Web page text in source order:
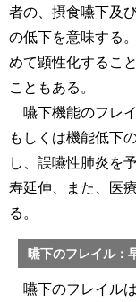
者の、摂食嚥下及
の低下を意味する
めて顕性化するこ
こともある。
嚥下機能のフレ
もしくは機能低下
し、誤嚥性肺炎を
寿延伸、また、医
る。
嚥下のフレイル：
嚥下のフレイル